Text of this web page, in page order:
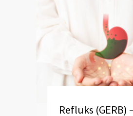
Refluks (GERB)